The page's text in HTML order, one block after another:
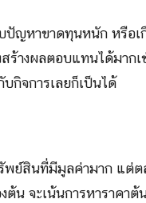
ญหาขาดทุนหนัก หรือเ
ร้างผลตอบแทนได้มาก
กิจการเลยก็เป็นได้
ย์สินที่มีมูลค่ามาก แต่ต
งต้น จะเน้นการหาราค